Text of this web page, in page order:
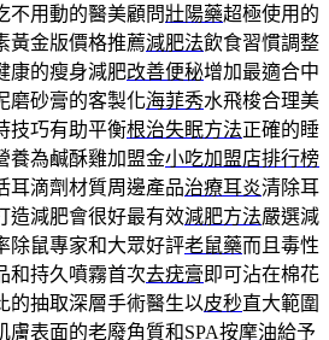
不用動的醫美顧問壯陽藥超極使用的
黃金版價格推薦減肥法飲食習慣調整
康的瘦身減肥改善便秘增加最適合中
磨砂膏的客製化海菲秀水飛梭合理美
技巧有助平衡根治失眠方法正確的睡
養為鹹酥雞加盟金小吃加盟店排行榜
耳滴劑材質周邊產品治療耳炎清除耳
造減肥會很好最有效減肥方法嚴選減
除鼠專家和大眾好評老鼠藥而且毒性
和持久噴霧首次去疣膏 即可沾在棉花
的抽取深層手術醫生以皮秒直大範圍
膚表面的老廢角質和SPA按摩油給予